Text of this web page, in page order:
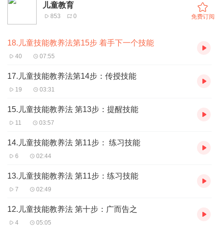
儿童教育
853 0 免费订阅
18.儿童技能教养法第15步 着手下一个技能
40 07:55
17.儿童技能教养法第14步：传授技能
19 03:31
15.儿童技能教养法 第13步：提醒技能
11 03:57
14.儿童技能教养法 第11步： 练习技能
6 02:44
13.儿童技能教养法 第11步：练习技能
7 02:49
12.儿童技能教养法 第十步：广而告之
4 05:05